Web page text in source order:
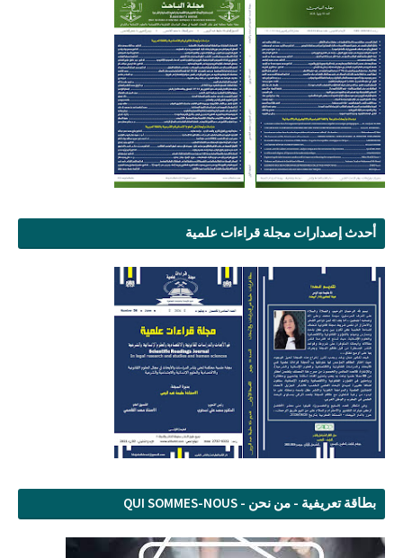
أحدث إصدارات مجلة قراءات علمية
بطاقة تعريفية - من نحن - QUI SOMMES-NOUS